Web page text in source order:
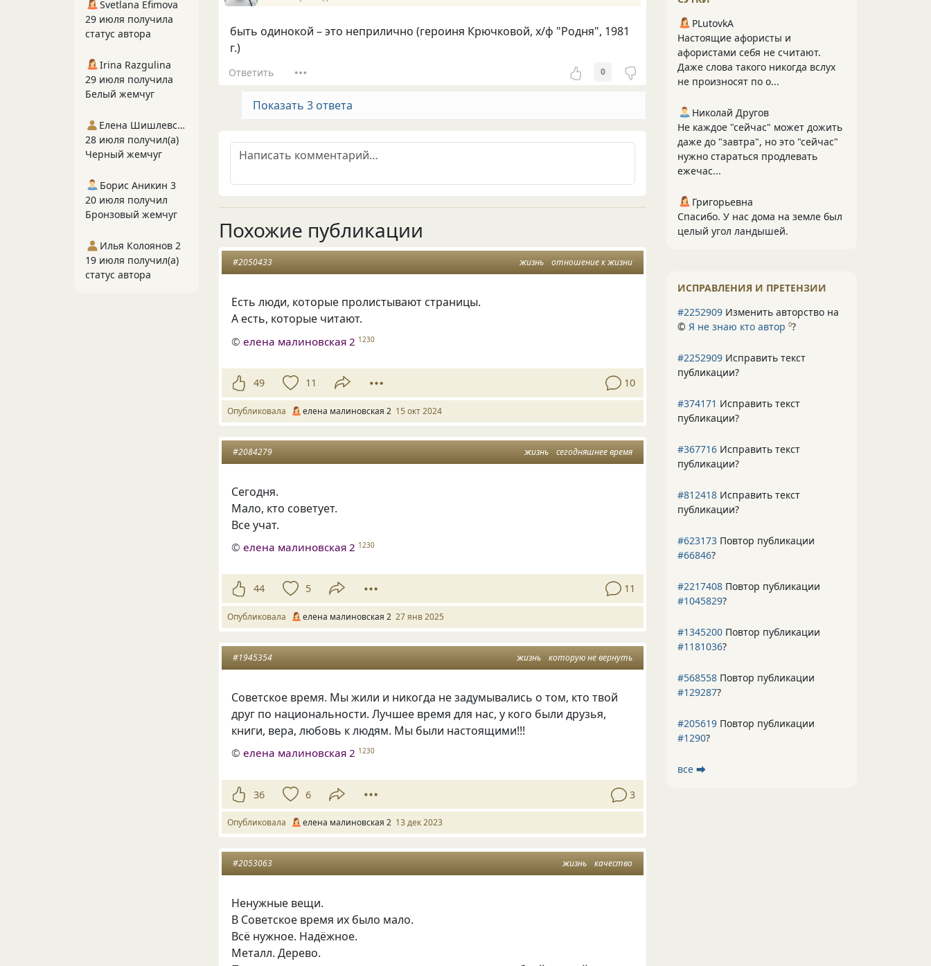
быть одинокой – это неприлично (героиня Крючковой, х/ф "Родня", 1981
г.)
Ответить 0
Показать 3 ответа
Похожие публикации
жизнь отношение к жизни
#2050433
Есть люди, которые пролистывают страницы.
А есть, которые читают.
©елена малиновская 2 1230
49 11 10
Опубликовала елена малиновская 2 15 окт 2024
жизнь сегодняшнее время
#2084279
Сегодня.
Мало, кто советует.
Все учат.
©елена малиновская 2 1230
44 5 11
Опубликовала елена малиновская 2 27 янв 2025
жизнь которую не вернуть
#1945354
Советское время. Мы жили и никогда не задумывались о том, кто твой
друг по национальности. Лучшее время для нас, у кого были друзья,
книги, вера, любовь к людям. Мы были настоящими!!!
©елена малиновская 2 1230
36 6 3
Опубликовала елена малиновская 2 13 дек 2023
жизнь качество
#2053063
Ненужные вещи.
В Советское время их было мало.
Всё нужное. Надёжное.
Металл. Дерево.
PLutоvkА
Настоящие афористы и
афористами себя не считают.
Даже слова такого никогда вслух
не произносят по о...
Николай Другов
Не каждое "сейчас" может дожить
даже до "завтра", но это "сейчас"
нужно стараться продлевать
ежечас...
Григорьевна
Спасибо. У нас дома на земле был
целый угол ландышей.
ИСПРАВЛЕНИЯ И ПРЕТЕНЗИИ
#2252909 Изменить авторство на
© Я не знаю кто автор 0?
#2252909 Исправить текст
публикации?
#374171 Исправить текст
публикации?
#367716 Исправить текст
публикации?
#812418 Исправить текст
публикации?
#623173 Повтор публикации
#66846?
#2217408 Повтор публикации
#1045829?
#1345200 Повтор публикации
#1181036?
#568558 Повтор публикации
#129287?
#205619 Повтор публикации
#1290?
все ⮕
Svetlana Efimova
29 июля получила
статус автора
Irina Razgulina
29 июля получила
Белый жемчуг
Елена Шишлевская
28 июля получил(а)
Черный жемчуг
Борис Аникин 3
20 июля получил
Бронзовый жемчуг
Илья Колоянов 2
19 июля получил(а)
статус автора